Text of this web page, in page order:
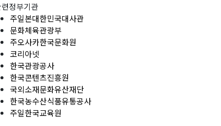
정부기관
주일본대한민국대사관
문화체육관광부
주오사카한국문화원
코리아넷
한국관광공사
한국콘텐츠진흥원
국외소재문화유산재단
한국농수산식품유통공사
주일한국교육원